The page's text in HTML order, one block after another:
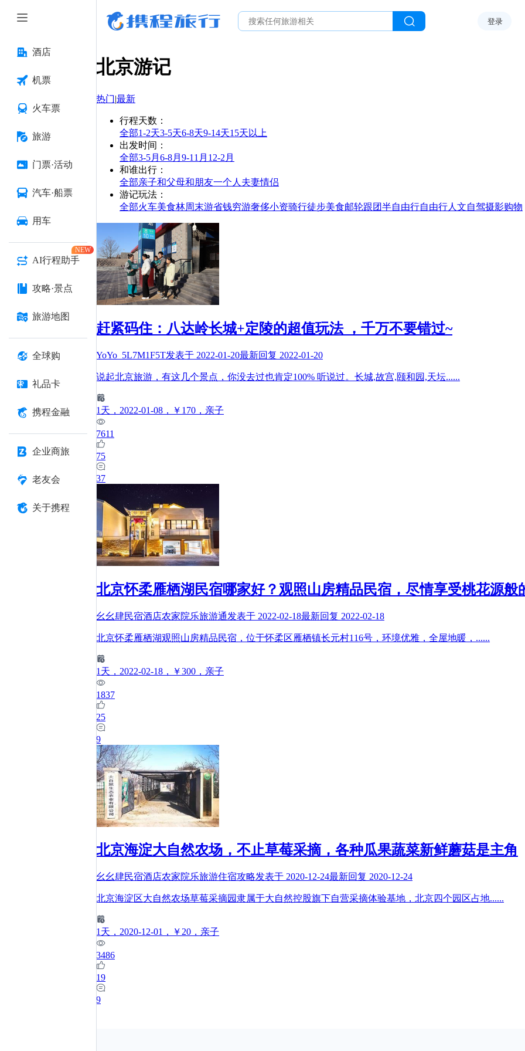
酒店
机票
火车票
旅游
门票·活动
汽车·船票
用车
AI行程助手
NEW
攻略·景点
旅游地图
全球购
礼品卡
携程金融
企业商旅
老友会
关于携程
登录
北京游记
热门|最新
行程天数 ：
全部1-2天3-5天6-8天9-14天15天以上
出发时间 ：
全部3-5月 6-8月 9-11月 12-2月
和谁出行 ：
全部亲子和父母和朋友一个人 夫妻情侣
游记玩法 ：
全部火车美食林周末游省钱穷游奢侈小资骑行徒步美食邮轮跟团半自由行自由行人文自驾摄影购物
赶紧码住：八达岭长城+定陵的超值玩法 ，千万不要错过~
YoYo_5L7M1F5T发表于 2022-01-20最新回复 2022-01-20
说起北京旅游，有这几个景点，你没去过也肯定100% 听说过。长城,故宫,颐和园,天坛......
1 天 ，2022-01-08 ，￥170 ，亲子
7611
75
37
北京怀柔雁栖湖民宿哪家好？观照山房精品民宿，尽情享受桃花源般
幺幺肆民宿酒店农家院乐旅游通发表于 2022-02-18最新回复 2022-02-18
北京怀柔雁栖湖观照山房精品民宿，位于怀柔区雁栖镇长元村116号，环境优雅，全屋地暖， ......
1 天 ，2022-02-18 ，￥300 ，亲子
1837
25
9
北京海淀大自然农场，不止草莓采摘，各种瓜果蔬菜新鲜蘑菇是主角
幺幺肆民宿酒店农家院乐旅游住宿攻略发表于 2020-12-24最新回复 2020-12-24
北京海淀区大自然农场草莓采摘园隶属于大自然控股旗下自营采摘体验基地，北京四个园区占地......
1 天 ，2020-12-01 ，￥20 ，亲子
3486
19
9